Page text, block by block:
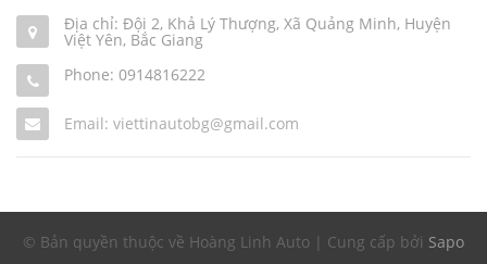
Địa chỉ: Đội 2, Khả Lý Thượng, Xã Quảng Minh, Huyện
Việt Yên, Bắc Giang
Phone: 0914816222
Email: viettinautobg@gmail.com
© Bản quyền thuộc về Hoàng Linh Auto | Cung cấp bởi Sapo